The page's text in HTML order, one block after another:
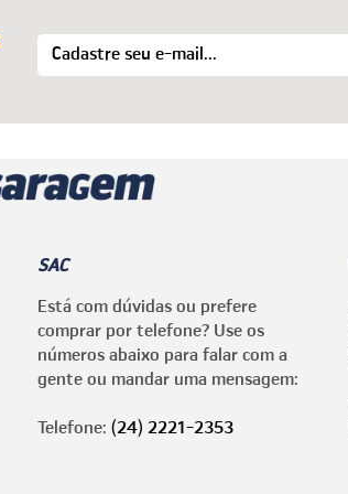
SAC
Está com dúvidas ou prefere
comprar por telefone? Use os
números abaixo para falar com a
gente ou mandar uma mensagem:
Telefone: (24) 2221-2353